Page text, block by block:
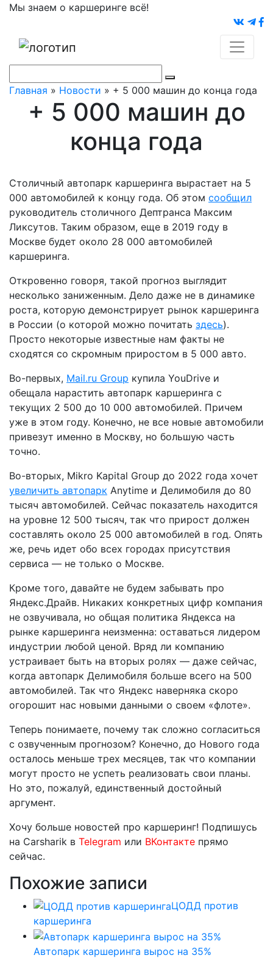
Мы знаем о каршеринге всё!
Главная » Новости » + 5 000 машин до конца года
+ 5 000 машин до
конца года
Столичный автопарк каршеринга вырастает на 5
000 автомобилей к концу года. Об этом сообщил
руководитель столичного Дептранса Максим
Ликсутов. Таким образом, еще в 2019 году в
Москве будет около 28 000 автомобилей
каршеринга.
Откровенно говоря, такой прогноз выглядит
несколько заниженным. Дело даже не в динамике
роста, которую демонстрирует рынок каршеринга
в России (о которой можно почитать здесь).
Просто некоторые известные нам факты не
сходятся со скромным приростом в 5 000 авто.
Во-первых, Mail.ru Group купила YouDrive и
обещала нарастить автопарк каршеринга с
текущих 2 500 до 10 000 автомобилей. Причем
уже в этом году. Конечно, не все новые автомобили
привезут именно в Москву, но большую часть
точно.
Во-вторых, Mikro Kapital Group до 2022 года хочет
увеличить автопарк Anytime и Делимобиля до 80
тысяч автомобилей. Сейчас показатель находится
на уровне 12 500 тысяч, так что прирост должен
составлять около 25 000 автомобилей в год. Опять
же, речь идет обо всех городах присутствия
сервиса — не только о Москве.
Кроме того, давайте не будем забывать про
Яндекс.Драйв. Никаких конкретных цифр компания
не озвучивала, но общая политика Яндекса на
рынке каршеринга неизменна: оставаться лидером
индустрии любой ценой. Вряд ли компанию
устраивает быть на вторых ролях — даже сейчас,
когда автопарк Делимобиля больше всего на 500
автомобилей. Так что Яндекс наверняка скоро
огорошит нас новыми данными о своем «флоте».
Теперь понимаете, почему так сложно согласиться
с озвученным прогнозом? Конечно, до Нового года
осталось меньше трех месяцев, так что компании
могут просто не успеть реализовать свои планы.
Но это, пожалуй, единственный достойный
аргумент.
Хочу больше новостей про каршеринг! Подпишусь
на Carsharik в Telegram или ВКонтакте прямо
сейчас.
Похожие записи
ЦОДД против
каршеринга
Автопарк каршеринга вырос на 35%